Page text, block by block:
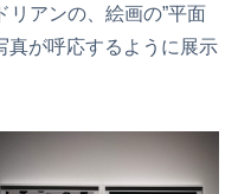
アンの、絵画の”平面
真が呼応するように展示